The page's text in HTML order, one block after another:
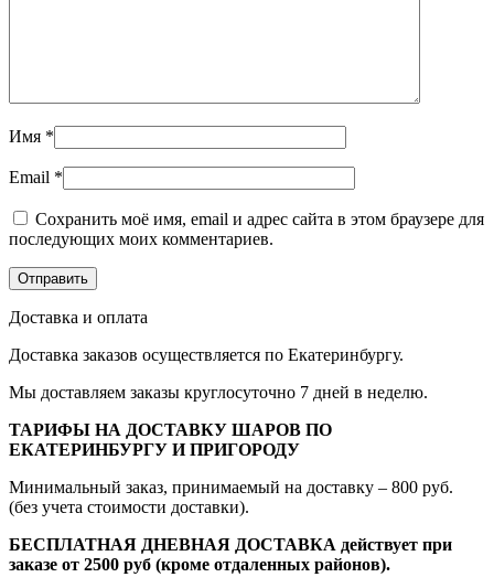
Имя *
Email *
Сохранить моё имя, email и адрес сайта в этом браузере для
последующих моих комментариев.
Доставка и оплата
Доставка заказов осуществляется по Екатеринбургу.
Мы доставляем заказы круглосуточно 7 дней в неделю.
ТАРИФЫ НА ДОСТАВКУ ШАРОВ ПО
ЕКАТЕРИНБУРГУ И ПРИГОРОДУ
Минимальный заказ, принимаемый на доставку – 800 руб.
(без учета стоимости доставки).
БЕСПЛАТНАЯ ДНЕВНАЯ ДОСТАВКА действует при
заказе от 2500 руб (кроме отдаленных районов).